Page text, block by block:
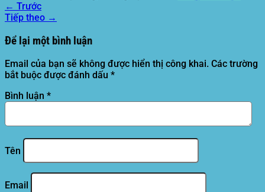
← Trước
Tiếp theo →
Để lại một bình luận
Email của bạn sẽ không được hiển thị công khai. Các trường
bắt buộc được đánh dấu *
Bình luận *
Tên
Email